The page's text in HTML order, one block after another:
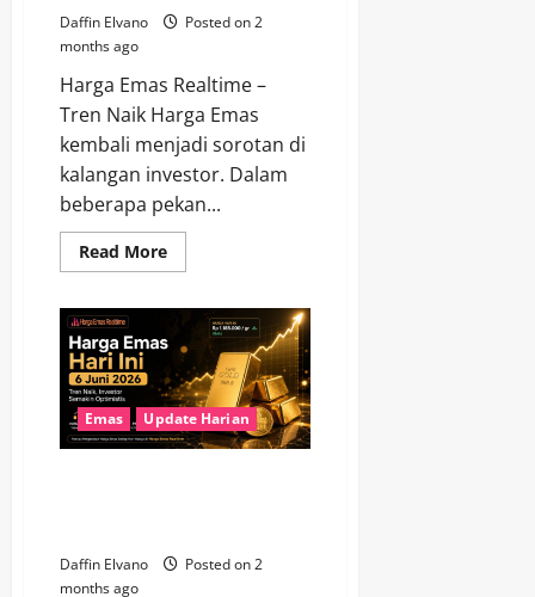
Daffin Elvano
Posted on 2
months ago
Harga Emas Realtime –
Tren Naik Harga Emas
kembali menjadi sorotan di
kalangan investor. Dalam
beberapa pekan...
Read MoreRead
more
Harga
Emas
Berlanjut,
Peluang
Cuan
Masih
Terbuka
Lebar
Emas Update Harian
Daffin Elvano
Posted on 2
months ago